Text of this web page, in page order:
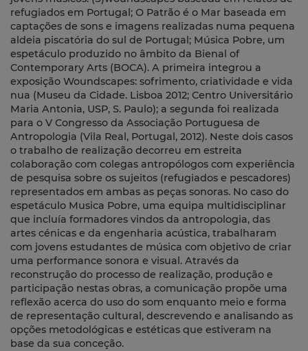
refugiados em Portugal; O Patrão é o Mar baseada em
captações de sons e imagens realizadas numa pequena
aldeia piscatória do sul de Portugal; Música Pobre, um
espetáculo produzido no âmbito da Bienal of
Contemporary Arts (BOCA). A primeira integrou a
exposição Woundscapes: sofrimento, criatividade e vida
nua (Museu da Cidade. Lisboa 2012; Centro Universitário
Maria Antonia, USP, S. Paulo); a segunda foi realizada
para o V Congresso da Associação Portuguesa de
Antropologia (Vila Real, Portugal, 2012). Neste dois casos
o trabalho de realização decorreu em estreita
colaboração com colegas antropólogos com experiência
de pesquisa sobre os sujeitos (refugiados e pescadores)
representados em ambas as peças sonoras. No caso do
espetáculo Musica Pobre, uma equipa multidisciplinar
que incluía formadores vindos da antropologia, das
artes cénicas e da engenharia acústica, trabalharam
com jovens estudantes de música com objetivo de criar
uma performance sonora e visual. Através da
reconstrução do processo de realização, produção e
participação nestas obras, a comunicação propõe uma
reflexão acerca do uso do som enquanto meio e forma
de representação cultural, descrevendo e analisando as
opções metodológicas e estéticas que estiveram na
base da sua conceção.